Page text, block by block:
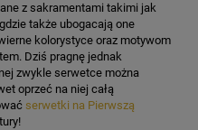
z sakramentami takimi jak
także ubogacają one
kolorystyce oraz motywom
Dziś pragnę jednak
zwykle serwetce można
oprzeć na niej całą
serwetki na Pierwszą